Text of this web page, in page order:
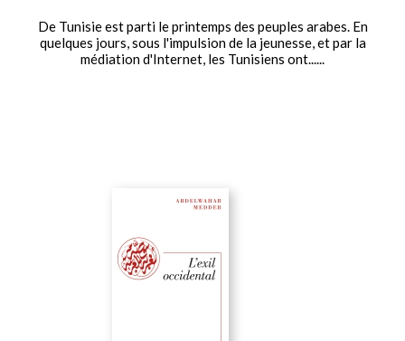
De Tunisie est parti le printemps des peuples arabes. En
quelques jours, sous l'impulsion de la jeunesse, et par la
médiation d'Internet, les Tunisiens ont......